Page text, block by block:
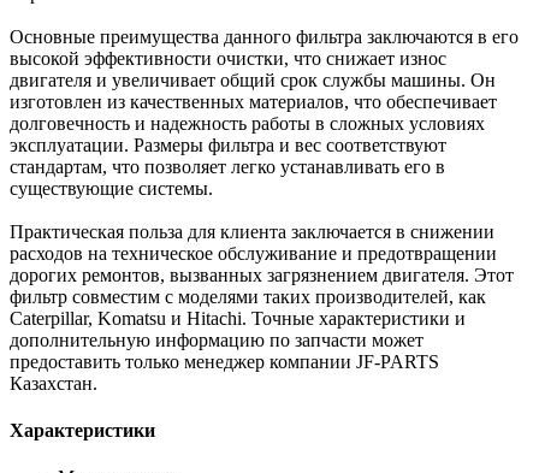
Основные преимущества данного фильтра заключаются в его
высокой эффективности очистки, что снижает износ
двигателя и увеличивает общий срок службы машины. Он
изготовлен из качественных материалов, что обеспечивает
долговечность и надежность работы в сложных условиях
эксплуатации. Размеры фильтра и вес соответствуют
стандартам, что позволяет легко устанавливать его в
существующие системы.
Практическая польза для клиента заключается в снижении
расходов на техническое обслуживание и предотвращении
дорогих ремонтов, вызванных загрязнением двигателя. Этот
фильтр совместим с моделями таких производителей, как
Caterpillar, Komatsu и Hitachi. Точные характеристики и
дополнительную информацию по запчасти может
предоставить только менеджер компании JF-PARTS
Казахстан.
Характеристики